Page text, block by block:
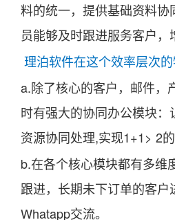
料的统一，提供基础资料协
员能够及时跟进服务客户，
理泊软件在这个效率层次的
a.除了核心的客户，邮件，
时有强大的协同办公模块
资源协同处理,实现1+1> 2的
b.在各个核心模块都有多维
跟进，长期未下订单的客
Whatapp交流。